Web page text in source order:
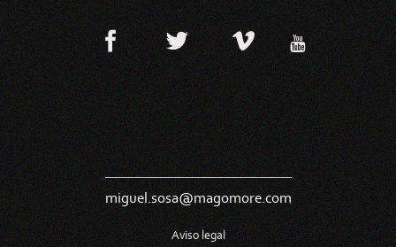
miguel.sosa@magomore.com
Aviso legal